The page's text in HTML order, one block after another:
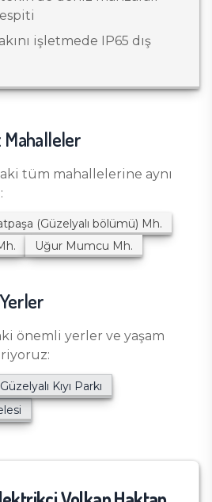
işletmede IP65 dış
Mahalleler
tüm mahallelerine aynı
(Güzelyalı bölümü) Mh.
Uğur Mumcu Mh.
önemli yerler ve yaşam
Güzelyalı Kıyı Parkı